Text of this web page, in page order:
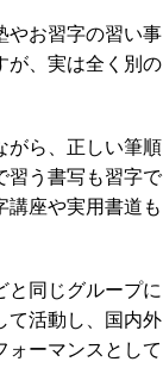
やお習字の習い事
が、実は全く別の
がら、正しい筆順
習う書写も習字で
講座や実用書道も
と同じグループに
て活動し、国内外
ォーマンスとして